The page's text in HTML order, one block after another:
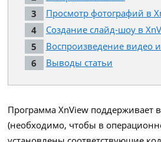
Просмотр фотографий в
Создание слайд-шоу в
Воспроизведение видео
Выводы статьи
Программа XnView поддерживает
(необходимо, чтобы в